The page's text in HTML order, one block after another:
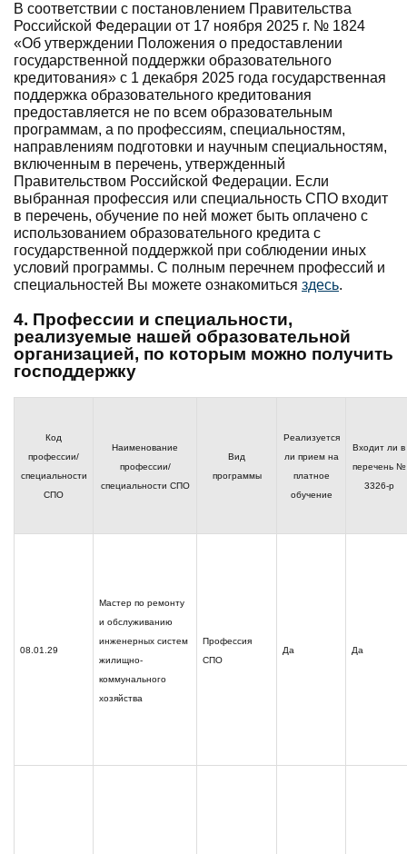
В соответствии с постановлением Правительства
Российской Федерации от 17 ноября 2025 г. № 1824
«Об утверждении Положения о предоставлении
государственной поддержки образовательного
кредитования» с 1 декабря 2025 года государственная
поддержка образовательного кредитования
предоставляется не по всем образовательным
программам, а по профессиям, специальностям,
направлениям подготовки и научным специальностям,
включенным в перечень, утвержденный
Правительством Российской Федерации. Если
выбранная профессия или специальность СПО входит
в перечень, обучение по ней может быть оплачено с
использованием образовательного кредита с
государственной поддержкой при соблюдении иных
условий программы. С полным перечнем профессий и
специальностей Вы можете ознакомиться здесь.
4. Профессии и специальности,
реализуемые нашей образовательной
организацией, по которым можно получить
господдержку
Код
профессии/
специальности
СПО
Наименование
профессии/
специальности СПО
Вид
программы
Реализуется
ли прием на
платное
обучение
Входит ли в
перечень №
3326-р
08.01.29
Мастер по ремонту
и обслуживанию
инженерных систем
жилищно-
коммунального
хозяйства
Профессия
СПО
Да Да